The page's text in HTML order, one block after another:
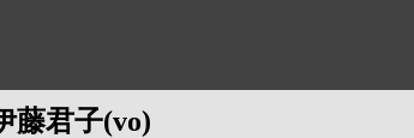
藤君子(vo)